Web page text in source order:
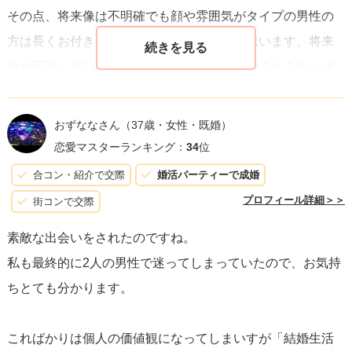
る可能性はあります。
最後に、「選ぶ」という目線が強過ぎると、相手にもそれ
が伝わってしまいます。
せっかくの出会いなので、「相手を知りたい」という気持
ちで、楽しく過ごすようにしてみてください。
結局は、一緒にいる時間がどんなものになるのか、それが
一番の決め手なのかな、と思います。
応援していますね！おふたりとの出会いが、良縁でありま
すように。
その点、将来像は不明確でも顔や雰囲気がタイプの男性の
方は長くお付き合いできるのではないかと思います。将来
像が不明と感じる理由が会っていく中で解消されるならば
まだどちらとと選ばずに、お二人と会い続ける中でより将
来がイメージできる方を選べるとよいと思います！
おずななさん （37歳・女性・既婚）
恋愛マスターランキング： 34位
合コン・紹介で交際 婚活パーティーで成婚
街コンで交際 プロフィール詳細＞＞
素敵な出会いをされたのですね。
私も最終的に2人の男性で迷ってしまっていたので、お気持
ちとても分かります。
こればかりは個人の価値観になってしまいすが「結婚生活